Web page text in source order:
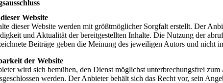
Website
dieser Website werden mit größtmöglicher Sorgfalt erstellt. Der
und Aktualität der bereitgestellten Inhalte. Die Nutzung der
Beiträge geben die Meinung des jeweiligen Autors und nicht
der Website
wird sich bemühen, den Dienst möglichst unterbrechungsfrei
werden. Der Anbieter behält sich das Recht vor, sein